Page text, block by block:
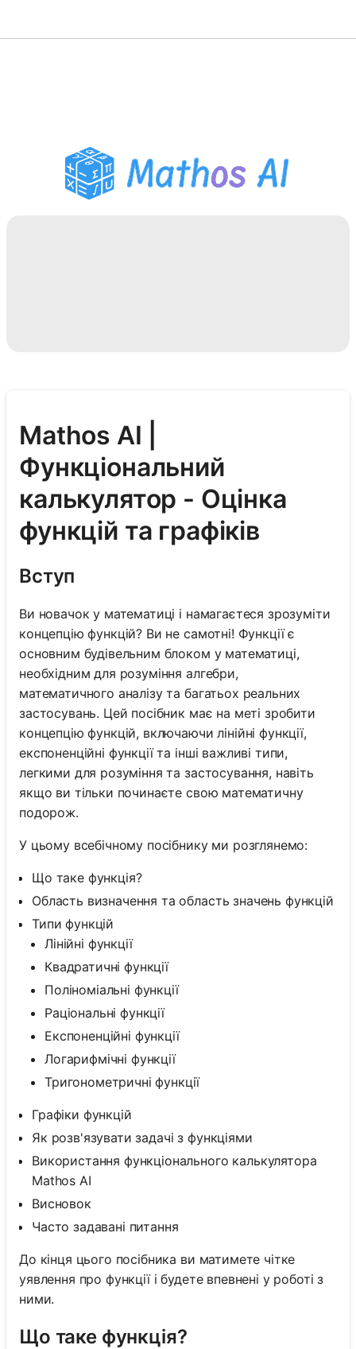
Помічник з домашнім
завданням PDF
Mathos AI |
Функціональний
калькулятор - Оцінка
функцій та графіків
Вступ
Ви новачок у математиці і намагаєтеся зрозуміти
концепцію функцій? Ви не самотні! Функції є
основним будівельним блоком у математиці,
необхідним для розуміння алгебри,
математичного аналізу та багатьох реальних
застосувань. Цей посібник має на меті зробити
концепцію функцій, включаючи лінійні функції,
експоненційні функції та інші важливі типи,
легкими для розуміння та застосування, навіть
якщо ви тільки починаєте свою математичну
подорож.
У цьому всебічному посібнику ми розглянемо:
Що таке функція?
Область визначення та область значень функцій
Типи функцій
Лінійні функції
Квадратичні функції
Поліноміальні функції
Раціональні функції
Експоненційні функції
Логарифмічні функції
Тригонометричні функції
Графіки функцій
Як розв'язувати задачі з функціями
Використання функціонального калькулятора
Mathos AI
Висновок
Часто задавані питання
До кінця цього посібника ви матимете чітке
уявлення про функції і будете впевнені у роботі з
ними.
Що таке функція?